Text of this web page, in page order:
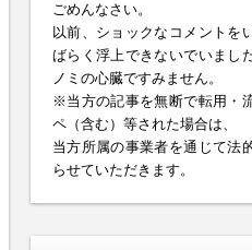
ごめんなさい。
以前、ショックなコメントを
ばらく浮上できないでいまし
ノミの心臓ですみません。
※当方の記事を無断で転用・
ペ（含む）等された場合は、
当方所属の事業者を通じて法
らせていただきます。